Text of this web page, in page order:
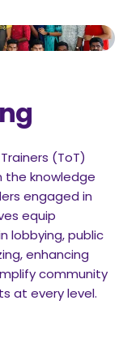
(ToT)
the knowledge
engaged in
equip
lobbying, public
enhancing
community
at every level.